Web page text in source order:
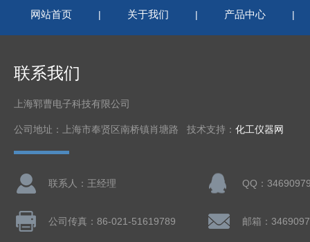
网站首页 | 关于我们 | 产品中心 |
联系我们
上海郓曹电子科技有限公司
公司地址：上海市奉贤区南桥镇肖塘路 技术支持： 化工仪器网
联系人：王经理 QQ：
公司传真：86-021-51619789 邮箱：